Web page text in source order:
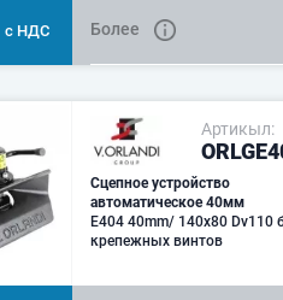
с НДС Более
Артикыл:
Сцепное устройство
автоматическое 40мм
E404 40mm/ 140x80 Dv110
крепежных винтов